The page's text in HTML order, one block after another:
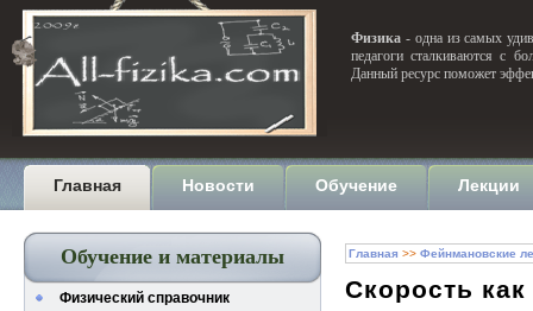
Физика - одна из самых
педагоги сталкиваются с
Данный ресурс поможет
Главная Новости Обучение Лекции
Обучение и материалы
Физический справочник
Главная >> Фейнмановские
Скорость